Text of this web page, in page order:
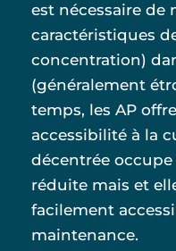
est nécessaire de
caractéristiques
concentration)
(généralement
temps, les AP
accessibilité à la
décentrée
réduite mais et
facilement
maintenance.